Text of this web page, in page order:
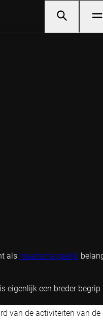
als maatschappelijk
eigenlijk een breder begrip
van de activiteiten van de